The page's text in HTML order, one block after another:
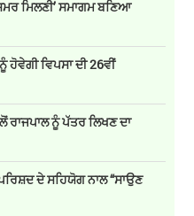
ਮਿਲਣੀ’ ਸਮਾਗਮ ਬਣਿਆ
ਵਿਪਸਾ ਦੀ 26ਵੀਂ
ਰਾਜਪਾਲ ਨੂੰ ਪੱਤਰ ਲਿਖਣ ਦਾ
ਦੇ ਸਹਿਯੋਗ ਨਾਲ “ਸਾਉਣ